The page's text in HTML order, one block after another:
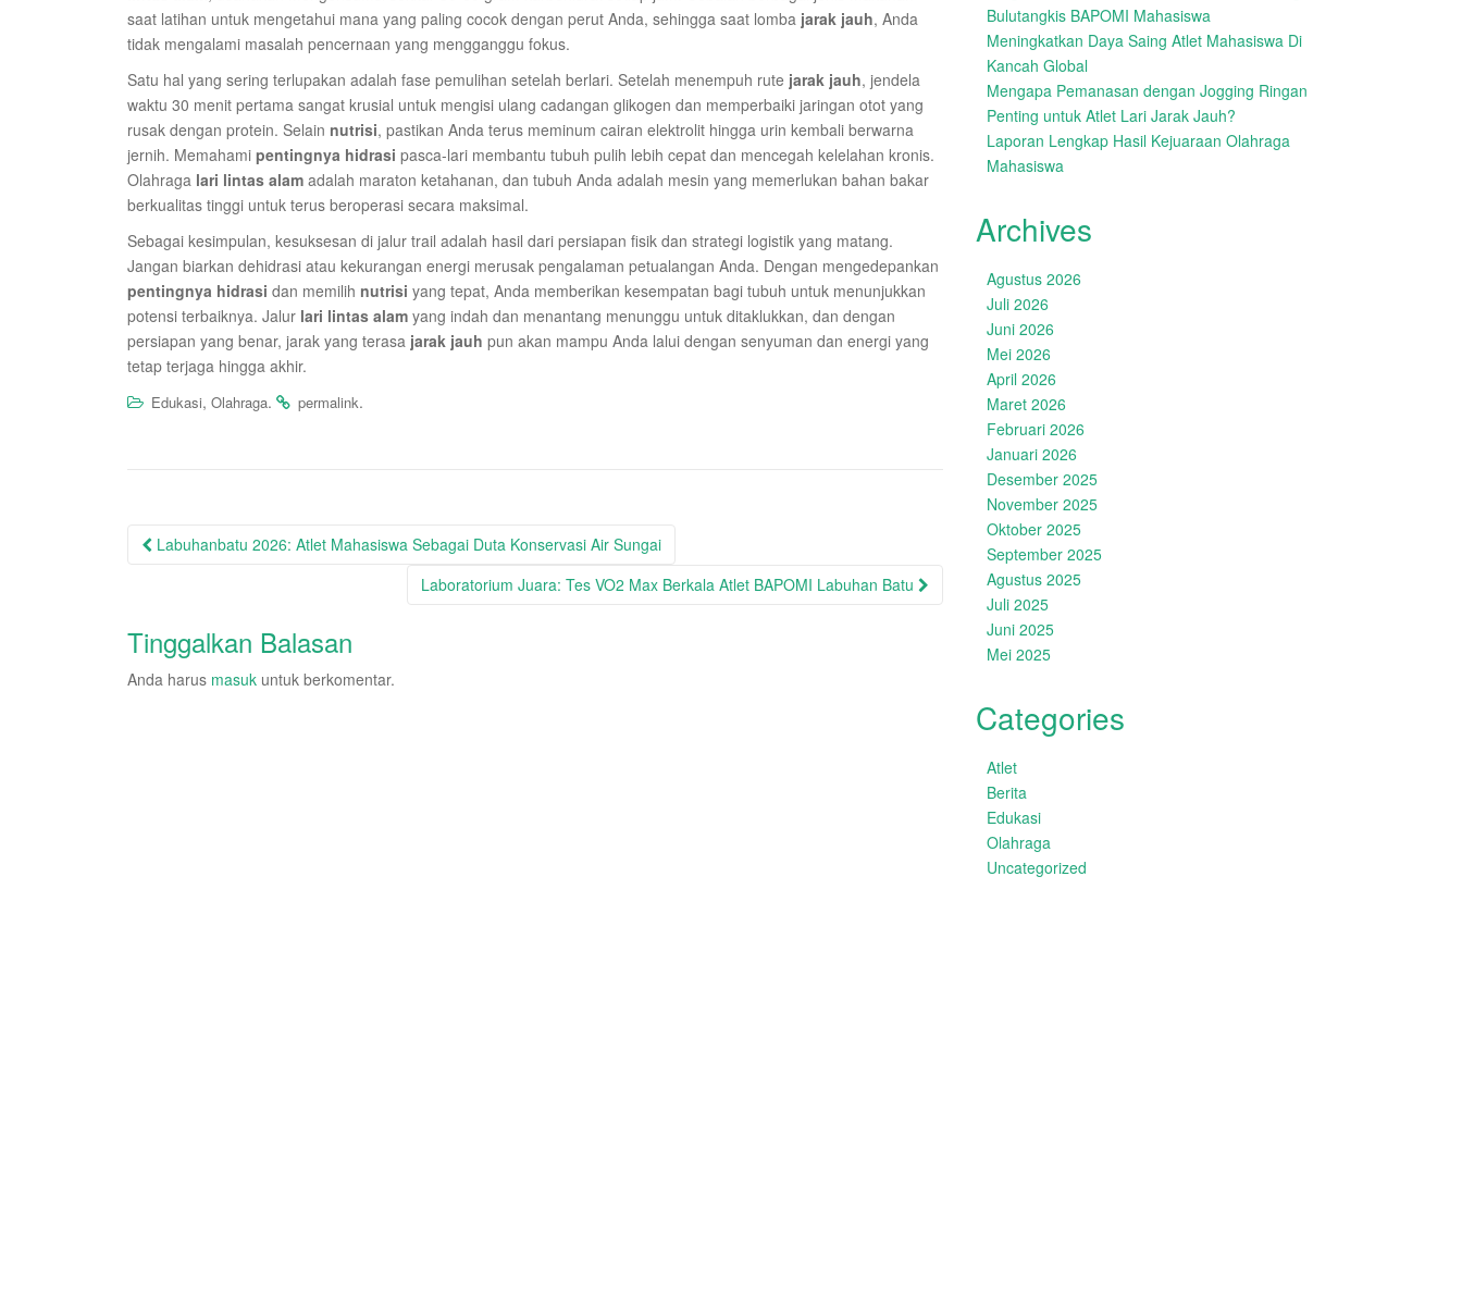
saat latihan untuk mengetahui mana yang paling cocok dengan perut Anda, sehingga saat lomba jarak jauh, Anda
tidak mengalami masalah pencernaan yang mengganggu fokus.
Satu hal yang sering terlupakan adalah fase pemulihan setelah berlari. Setelah menempuh rute jarak jauh, jendela
waktu 30 menit pertama sangat krusial untuk mengisi ulang cadangan glikogen dan memperbaiki jaringan otot yang
rusak dengan protein. Selain nutrisi, pastikan Anda terus meminum cairan elektrolit hingga urin kembali berwarna
jernih. Memahami pentingnya hidrasi pasca-lari membantu tubuh pulih lebih cepat dan mencegah kelelahan kronis.
Olahraga lari lintas alam adalah maraton ketahanan, dan tubuh Anda adalah mesin yang memerlukan bahan bakar
berkualitas tinggi untuk terus beroperasi secara maksimal.
Sebagai kesimpulan, kesuksesan di jalur trail adalah hasil dari persiapan fisik dan strategi logistik yang matang.
Jangan biarkan dehidrasi atau kekurangan energi merusak pengalaman petualangan Anda. Dengan mengedepankan
pentingnya hidrasi dan memilih nutrisi yang tepat, Anda memberikan kesempatan bagi tubuh untuk menunjukkan
potensi terbaiknya. Jalur lari lintas alam yang indah dan menantang menunggu untuk ditaklukkan, dan dengan
persiapan yang benar, jarak yang terasa jarak jauh pun akan mampu Anda lalui dengan senyuman dan energi yang
tetap terjaga hingga akhir.
Edukasi, Olahraga. permalink.
Post
Labuhanbatu 2026: Atlet Mahasiswa Sebagai Duta Konservasi Air Sungai
Laboratorium Juara: Tes VO2 Max Berkala Atlet BAPOMI Labuhan Batu
Tinggalkan Balasan
Anda harus masuk untuk berkomentar.
Bulutangkis BAPOMI Mahasiswa
Meningkatkan Daya Saing Atlet Mahasiswa Di
Kancah Global
Mengapa Pemanasan dengan Jogging Ringan
Penting untuk Atlet Lari Jarak Jauh?
Laporan Lengkap Hasil Kejuaraan Olahraga
Mahasiswa
Archives
Agustus 2026
Juli 2026
Juni 2026
Mei 2026
April 2026
Maret 2026
Februari 2026
Januari 2026
Desember 2025
November 2025
Oktober 2025
September 2025
Agustus 2025
Juli 2025
Juni 2025
Mei 2025
Categories
Atlet
Berita
Edukasi
Olahraga
Uncategorized